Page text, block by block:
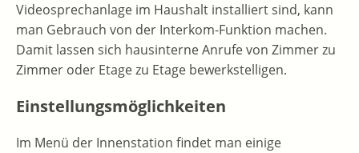
Videosprechanlage im Haushalt installiert sind, kann
man Gebrauch von der Interkom-Funktion machen.
Damit lassen sich hausinterne Anrufe von Zimmer zu
Zimmer oder Etage zu Etage bewerkstelligen.
Einstellungsmöglichkeiten
Im Menü der Innenstation findet man einige